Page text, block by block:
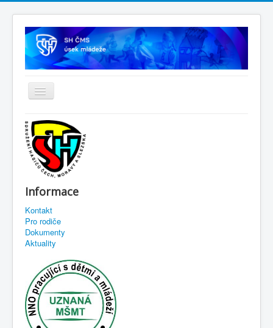
Informace
Kontakt
Pro rodiče
Dokumenty
Aktuality